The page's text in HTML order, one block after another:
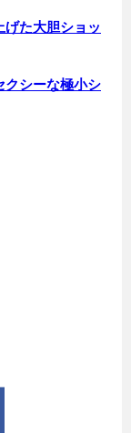
げた大胆ショッ
クシーな極小シ